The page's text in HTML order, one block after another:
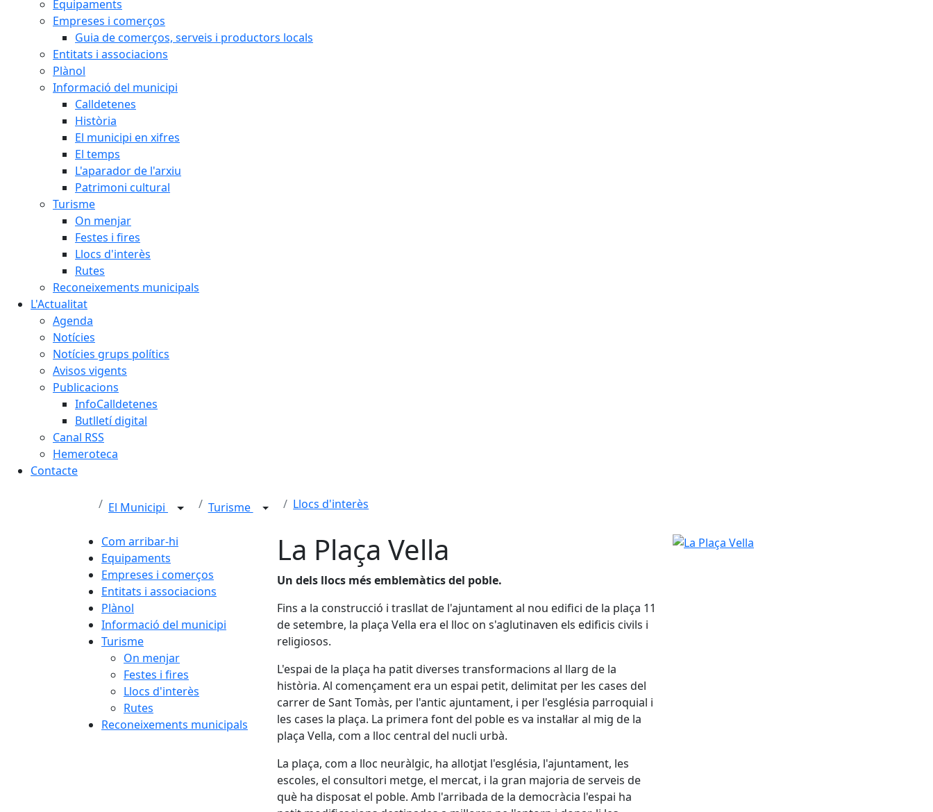
Equipaments
Empreses i comerços
Guia de comerços, serveis i productors locals
Entitats i associacions
Plànol
Informació del municipi
Calldetenes
Història
El municipi en xifres
El temps
L'aparador de l'arxiu
Patrimoni cultural
Turisme
On menjar
Festes i fires
Llocs d'interès
Rutes
Reconeixements municipals
L'Actualitat
Agenda
Notícies
Notícies grups polítics
Avisos vigents
Publicacions
InfoCalldetenes
Butlletí digital
Canal RSS
Hemeroteca
Contacte
El Municipi Turisme Llocs d'interès
Com arribar-hi
Equipaments
Empreses i comerços
Entitats i associacions
Plànol
Informació del municipi
Turisme
On menjar
Festes i fires
Llocs d'interès
Rutes
Reconeixements municipals
La Plaça Vella
Un dels llocs més emblemàtics del poble.
Fins a la construcció i trasllat de l'ajuntament al nou edifici de la plaça 11
de setembre, la plaça Vella era el lloc on s'aglutinaven els edificis civils i
religiosos.
L'espai de la plaça ha patit diverses transformacions al llarg de la
història. Al començament era un espai petit, delimitat per les cases del
carrer de Sant Tomàs, per l'antic ajuntament, i per l'església parroquial i
les cases la plaça. La primera font del poble es va instal·lar al mig de la
plaça Vella, com a lloc central del nucli urbà.
La plaça, com a lloc neuràlgic, ha allotjat l'església, l'ajuntament, les
escoles, el consultori metge, el mercat, i la gran majoria de serveis de
què ha disposat el poble. Amb l'arribada de la democràcia l'espai ha
La Plaça Vella